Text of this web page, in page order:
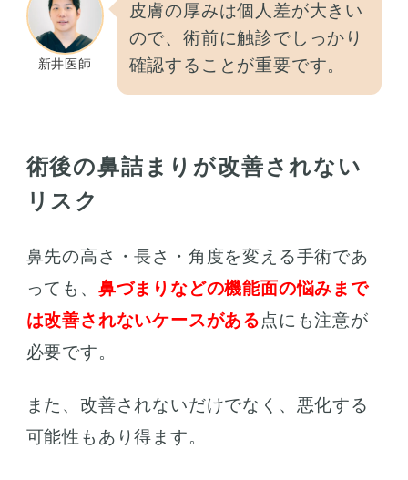
新井医師
皮膚の厚みは個人差が大きい
ので、術前に触診でしっかり
確認することが重要です。
術後の鼻詰まりが改善されない
リスク
鼻先の高さ・長さ・角度を変える手術であ
っても、 鼻づまりなどの機能面の悩みまで
は改善されないケースがある点にも注意が
必要です。
また、改善されないだけでなく、悪化する
可能性もあり得ます。